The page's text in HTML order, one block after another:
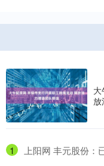
1 上阳网 丰元股份：